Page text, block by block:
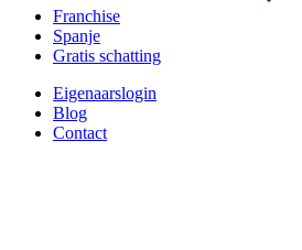
Franchise
Spanje
Gratis schatting
Eigenaarslogin
Blog
Contact